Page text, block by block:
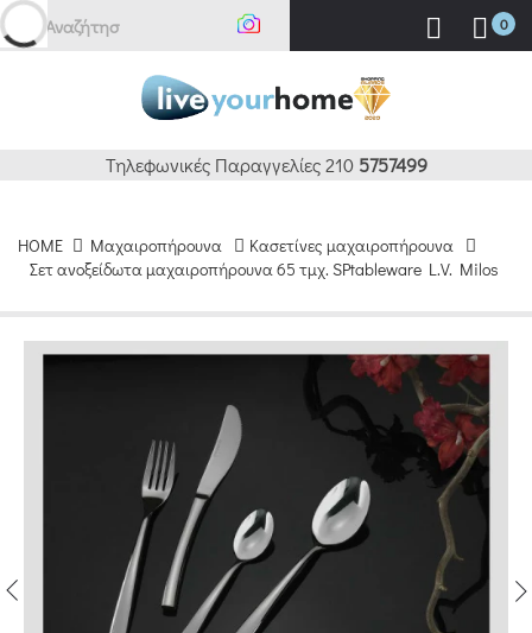
Αναζήτηση 0
Τηλεφωνικές Παραγγελίες 210 5757499
HOME Μαχαιροπήρουνα
Κασετίνες μαχαιροπήρουνα
Σετ ανοξείδωτα μαχαιροπήρουνα 65 τμχ. SPtableware L.V. Milos